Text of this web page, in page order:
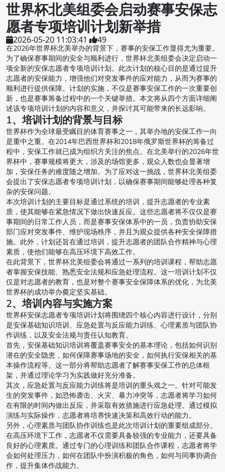
世界杯北美组委会启动赛事安保志
愿者专项培训计划新举措
2026-05-20 11:03:41 49
在2026年世界杯北美举办的背景下，赛事的安保工作显得尤为重要。
为了确保赛事期间的安全与顺利进行，世界杯北美组委会决定启动一
项全新的安保志愿者专项培训计划。此次计划的核心目的是通过提升
志愿者的安保能力，增强他们对突发事件的应对能力，从而为赛事的
顺利进行提供保障。计划的实施，不仅是赛事安保工作的一次重要创
新，也是赛事筹备过程中的一个关键举措。本文将从四个方面详细阐
述该专项培训计划的内容和意义，并探讨其可能带来的长远影响。
1、培训计划的背景与目标
世界杯作为全球最受瞩目的体育赛事之一，其举办地的安保工作一向
是重中之重。在2014年巴西世界杯和2018年俄罗斯世界杯的筹备过
程中，安保工作就已成为组织方关注的焦点。在北美举行的2026年世
界杯中，赛事规模将更大，涉及的场馆更多，观众人数也会显著增
加，安保任务的难度随之增加。为了应对这一挑战，世界杯北美组委
会提出了安保志愿者专项培训计划，以确保赛事期间能够处理各种复
杂的安保问题。
本次培训计划的主要目标是通过系统的培训，提升志愿者的专业素
质，使其能够在紧急情况下做出快速反应。这些志愿者将不仅仅是赛
事期间的日常工作人员，而是赛事安保体系中的一员，负责协助安保
部门应对突发事件、维护现场秩序，并且为观众提供各种安全保障措
施。此外，计划还旨在通过培训，提升志愿者的团队合作精神与心理
素质，使他们能够在高压环境下高效工作。
在此背景下，世界杯北美组委会将通过一系列的培训课程，帮助志愿
者掌握安保技能、熟悉安全法规和应急处理流程。这一培训计划不仅
仅是对志愿者的教育，也是对整个赛事安全保障体系的优化，为北美
世界杯的成功举办奠定坚实基础。
2、培训内容与实施方案
世界杯安保志愿者专项培训计划将围绕四个核心内容进行设计，分别
是安保基础知识培训、应急处置与反应能力训练、心理素质与团队协
作训练，以及安全法规与责任认知教育。
首先，安保基础知识培训将覆盖赛事安全的基本理论，包括如何识别
潜在的安全隐患，如何保障赛事场地的安全，如何执行安保相关的基
本操作流程等。这一部分将帮助志愿者了解赛事安保工作的总体框
架，并通过理论学习为实践做好充分准备。
其次，应急处置与反应能力训练将是培训的重头戏之一。针对可能发
生的突发事件，如恐怖袭击、火灾、暴力冲突等，志愿者将学习如何
在有限的时间内做出反应，并采取有效措施进行应急处理。通过模拟
演练与实际操作，志愿者将培养快速决策和高效行动的能力。
另外，心理素质与团队协作训练也是此次培训计划的重要组成部分。
在高压环境下工作，志愿者不仅需要具备较强的专业能力，还要具备
良好的心理素质。通过专门的心理训练和团队合作课程，志愿者将学
会如何处理压力，如何在团队中扮演积极的角色，如何与同事协调合
作，提升集体作战能力。